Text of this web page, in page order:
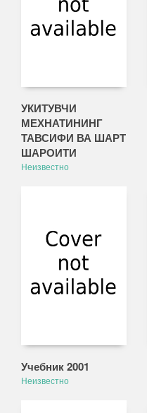
УКИТУВЧИ
МЕХНАТИНИНГ
ТАВСИФИ ВА ШАРТ
ШАРОИТИ
Неизвестно
Учебник 2001
Неизвестно